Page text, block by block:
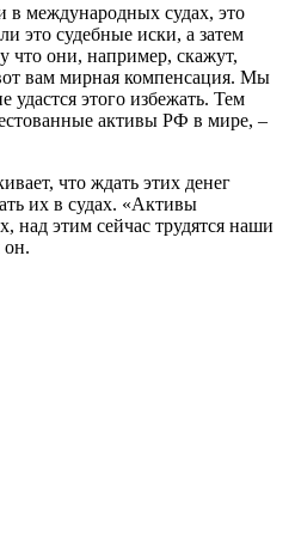
в международных судах, это
это судебные иски, а затем
что они, например, скажут,
вам мирная компенсация. Мы
удастся этого избежать. Тем
активы РФ в мире, –
что ждать этих денег
их в судах. «Активы
над этим сейчас трудятся наши
он.